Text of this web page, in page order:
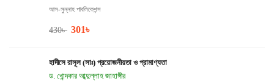
আস-সুন্নাহ পাবলিকেশন্স
430৳ 301৳
হাদীসে রাসূল (সাঃ) প্রয়োজনীয়তা ও প্রামাণ্যতা
ড. খোন্দকার আব্দুল্লাহ জাহাঙ্গীর